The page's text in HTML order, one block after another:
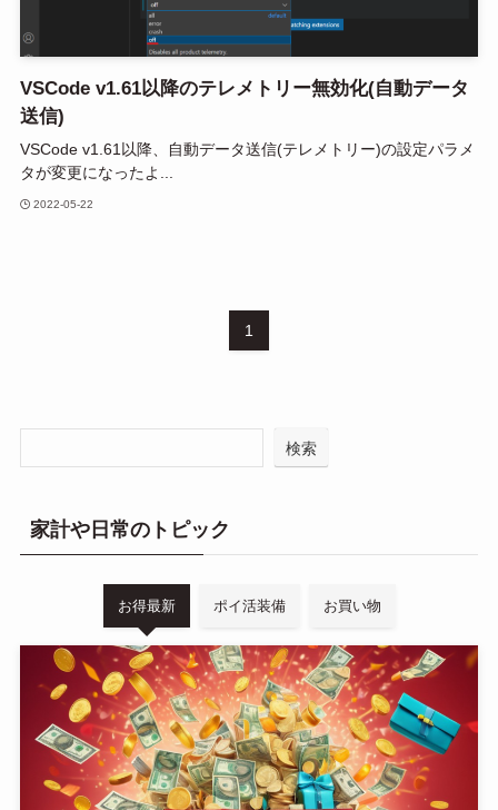
VSCode v1.61以降のテレメトリー無効化(自動データ
送信)
VSCode v1.61以降、自動データ送信(テレメトリー)の設定パラメ
タが変更になったよ...
2022-05-22
1
検索
家計や日常のトピック
お得最新 ポイ活装備 お買い物